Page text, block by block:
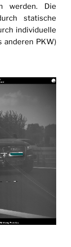
werden. Die
statische
individuelle
anderen PKW)